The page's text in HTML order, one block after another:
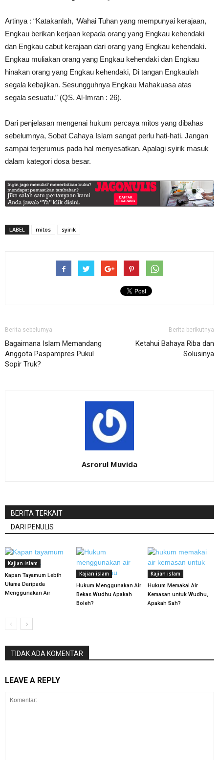
Artinya : “Katakanlah, ‘Wahai Tuhan yang mempunyai kerajaan,
Engkau berikan kerjaan kepada orang yang Engkau kehendaki
dan Engkau cabut kerajaan dari orang yang Engkau kehendaki.
Engkau muliakan orang yang Engkau kehendaki dan Engkau
hinakan orang yang Engkau kehendaki, Di tangan Engkaulah
segala kebajikan. Sesungguhnya Engkau Mahakuasa atas
segala sesuatu.” (QS. Al-Imran : 26).
Dari penjelasan mengenai hukum percaya mitos yang dibahas
sebelumnya, Sobat Cahaya Islam sangat perlu hati-hati. Jangan
sampai terjerumus pada hal menyesatkan. Apalagi syirik masuk
dalam kategori dosa besar.
LABEL mitos syirik
Berita sebelumya
Bagaimana Islam Memandang
Anggota Paspampres Pukul
Sopir Truk?
Berita berikutnya
Ketahui Bahaya Riba dan
Solusinya
Asrorul Muvida
BERITA TERKAIT
DARI PENULIS
Kajian islam
Kapan Tayamum Lebih
Utama Daripada
Menggunakan Air
Kajian islam
Hukum Menggunakan Air
Bekas Wudhu Apakah
Boleh?
Kajian islam
Hukum Memakai Air
Kemasan untuk Wudhu,
Apakah Sah?
TIDAK ADA KOMENTAR
LEAVE A REPLY